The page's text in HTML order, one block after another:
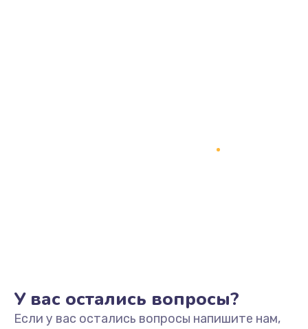
У вас остались вопросы?
Если у вас остались вопросы напишите нам,